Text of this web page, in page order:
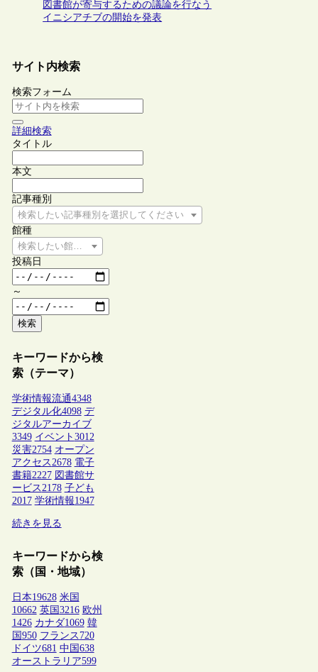
図書館が寄与するための議論を行なう
イニシアチブの開始を発表
サイト内検索
検索フォーム
詳細検索
タイトル
本文
記事種別
検索したい記事種別を選択してください
館種
検索したい館種を選択してください
投稿日
～
検索
キーワードから検
索（テーマ）
学術情報流通4348
デジタル化4098 デ
ジタルアーカイブ
3349 イベント 3012
災害2754 オープン
アクセス2678 電子
書籍2227 図書館サ
ービス2178 子ども
2017 学術情報1947
続きを見る
キーワードから検
索（国・地域）
日本19628 米国
10662 英国 3216 欧州
1426 カナダ1069 韓
国 950 フランス 720
ドイツ681 中国 638
オーストラリア599